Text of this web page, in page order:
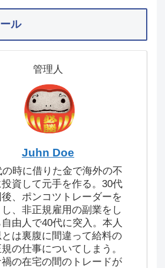
ル
管理人
Juhn Doe
時に借りた金で海外の不
資して元手を作る。30代
、ポンコツトレーダーを
、非正規雇用の副業をし
由人で40代に突入。本人
は裏腹に間違って給料の
の仕事についてしまう。
禍の在宅の間のトレードが